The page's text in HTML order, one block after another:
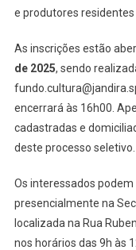
e produtores residentes
As inscrições estão
de 2025, sendo
encerrará às 16h00.
cadastradas e
deste processo seletivo.
Os interessados
presencialmente na
localizada na Rua
nos horários das 9h às